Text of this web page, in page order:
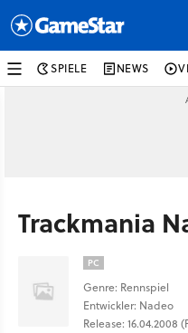
SPIELE NEWS
Trackmania
PC
Genre: Rennspiel
Entwickler: Nadeo
Release: 16.04.2008